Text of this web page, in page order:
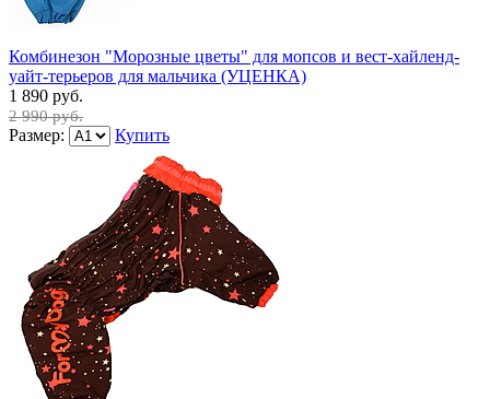
Комбинезон "Морозные цветы" для мопсов и вест-хайленд-
уайт-терьеров для мальчика (УЦЕНКА)
1 890 руб.
2 990 руб.
Размер: Купить